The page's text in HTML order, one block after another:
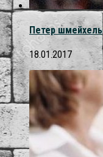
Петер шмейхель
18.01.2017